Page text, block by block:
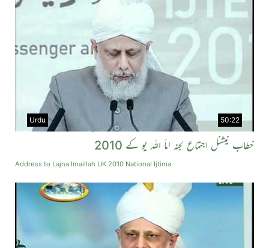
50:22
Urdu
خطاب نیشنل اجتماع لجنہ اماٴ اللہ یو كے 2010
Address to Lajna Imaillah UK 2010 National Ijtima